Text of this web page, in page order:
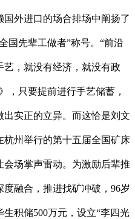
外进口的场合排场中阐扬了
国先辈工做者”称号。“前沿
，就没有经济，就没有政
，只要提前进行手艺储蓄，
实正的立异。而这恰是刘文
杭州举行的第十五届全国矿床
场掌声雷动。为激励后辈推
融合，推进找矿冲破，96岁
积储500万元，设立“李四光